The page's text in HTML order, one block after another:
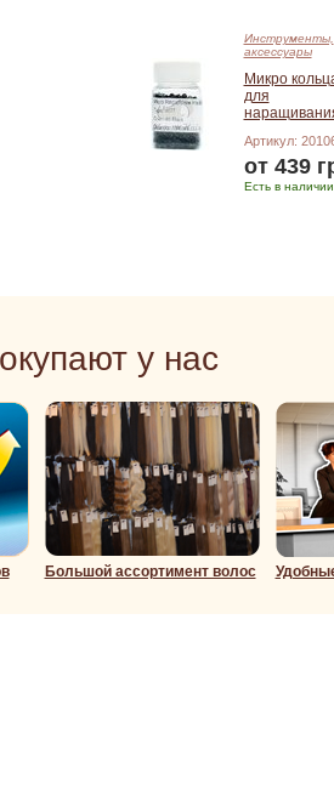
Инструменты,
аксессуары
Микро
для
Артикул:
от 439
Есть в наличии
у нас
Большой ассортимент волос